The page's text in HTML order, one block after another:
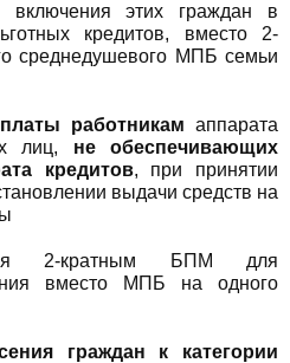
включения этих граждан в
кредитов, вместо 2-
среднедушевого МПБ семьи
работникам аппарата
лиц, не обеспечивающих
кредитов, при принятии
выдачи средств на
2-кратным БПМ для
вместо МПБ на одного
граждан к категории